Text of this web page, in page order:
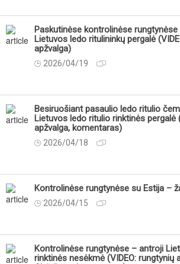
Paskutinėse kontrolinėse
Lietuvos ledo ritulininkų pergalė
apžvalga)
2026/04/19
Besiruošiant pasaulio ledo ritulio
Lietuvos ledo ritulio rinktinės pergalė
apžvalga, komentaras)
2026/04/18
Kontrolinėse rungtynėse su Estija –
2026/04/15
Kontrolinėse rungtynėse – antroji
rinktinės nesėkmė (VIDEO: rungtynių